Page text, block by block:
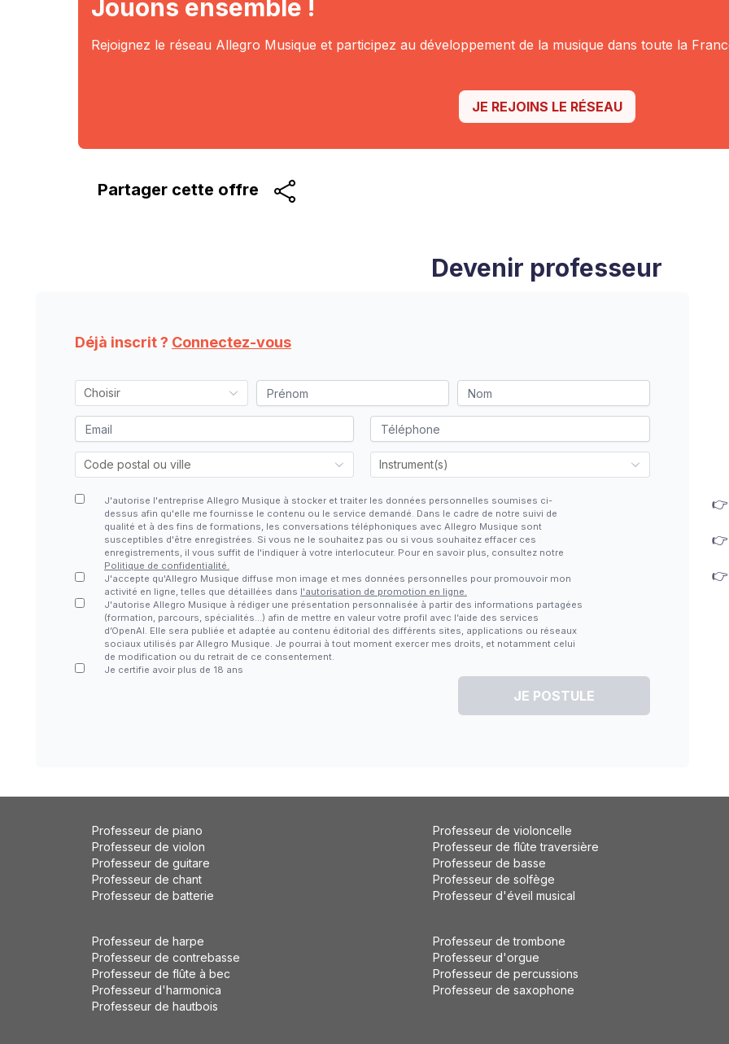
Jouons ensemble !
Rejoignez le réseau Allegro Musique et participez au développement de la musique dans toute la
JE REJOINS LE RÉSEAU
Partager cette offre
Devenir professeur
Déjà inscrit ? Connectez-vous
J'autorise l'entreprise Allegro Musique à stocker et traiter les données personnelles soumises ci-
dessus afin qu'elle me fournisse le contenu ou le service demandé. Dans le cadre de notre suivi de
qualité et à des fins de formations, les conversations téléphoniques avec Allegro Musique sont
susceptibles d'être enregistrées. Si vous ne le souhaitez pas ou si vous souhaitez effacer ces
enregistrements, il vous suffit de l'indiquer à votre interlocuteur. Pour en savoir plus, consultez notre
Politique de confidentialité.
J'accepte qu'Allegro Musique diffuse mon image et mes données personnelles pour promouvoir mon
activité en ligne, telles que détaillées dans l'autorisation de promotion en ligne.
J'autorise Allegro Musique à rédiger une présentation personnalisée à partir des informations partagées
(formation, parcours, spécialités…) afin de mettre en valeur votre profil avec l’aide des services
d’OpenAI. Elle sera publiée et adaptée au contenu éditorial des différents sites, applications ou réseaux
sociaux utilisés par Allegro Musique. Je pourrai à tout moment exercer mes droits, et notamment celui
de modification ou du retrait de ce consentement.
Je certifie avoir plus de 18 ans
JE POSTULE
Professeur de piano
Professeur de violon
Professeur de guitare
Professeur de chant
Professeur de batterie
Professeur de violoncelle
Professeur de flûte traversière
Professeur de basse
Professeur de solfège
Professeur d'éveil musical
Professeur de harpe
Professeur de contrebasse
Professeur de flûte à bec
Professeur d'harmonica
Professeur de hautbois
Professeur de trombone
Professeur d'orgue
Professeur de percussions
Professeur de saxophone